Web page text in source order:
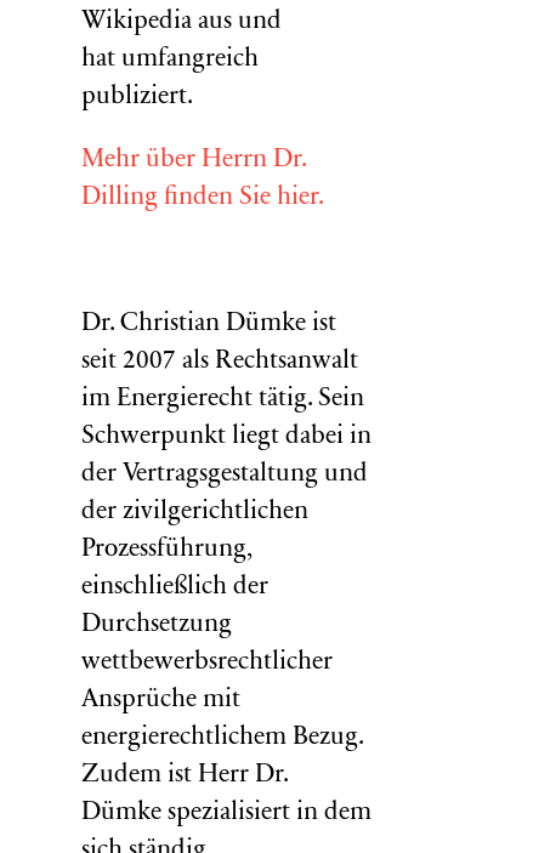
Wikipedia aus und
hat umfangreich
publiziert.
Mehr über Herrn Dr.
Dilling finden Sie hier.
Dr. Christian Dümke ist
seit 2007 als Rechtsanwalt
im Energierecht tätig. Sein
Schwerpunkt liegt dabei in
der Vertragsgestaltung und
der zivilgerichtlichen
Prozessführung,
einschließlich der
Durchsetzung
wettbewerbsrechtlicher
Ansprüche mit
energierechtlichem Bezug.
Zudem ist Herr Dr.
Dümke spezialisiert in dem